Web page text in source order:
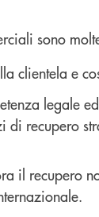
sono
clientela e
legale
di recupero
il recupero